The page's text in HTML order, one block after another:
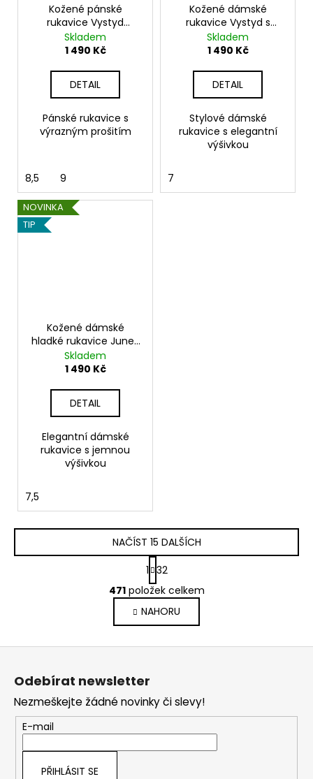
Kožené pánské
rukavice Vystyd
tmavě hnědé
Skladem
1 490 Kč
DETAIL
Pánské rukavice s
výrazným prošitím
8,5 9
Kožené dámské
rukavice Vystyd s
výšivkou světle béžové
Skladem
1 490 Kč
DETAIL
Stylové dámské
rukavice s elegantní
výšivkou
7
NOVINKA
TIP
Kožené dámské
hladké rukavice Junek
s výšivkou bílé
Skladem
1 490 Kč
DETAIL
Elegantní dámské
rukavice s jemnou
výšivkou
7,5
O
v
l
á
d
p
r
v
k
NAČÍST 15 DALŠÍCH
S
t
r
á
n
k
o
í
1 32
471položek celkem
NAHORU
Z
Odebírat newsletter
Nezmeškejte žádné novinky či slevy!
E-mail
PŘIHLÁSIT SE